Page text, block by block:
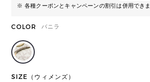
※ 各種クーポンとキャンペーンの割引は併用でき
COLOR バニラ
SIZE（ウィメンズ）